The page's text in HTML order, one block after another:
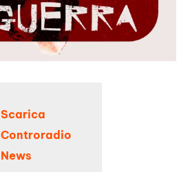
Scarica
Controradio
News